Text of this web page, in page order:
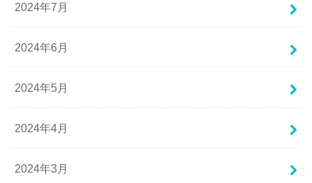
2024年7月
2024年6月
2024年5月
2024年4月
2024年3月